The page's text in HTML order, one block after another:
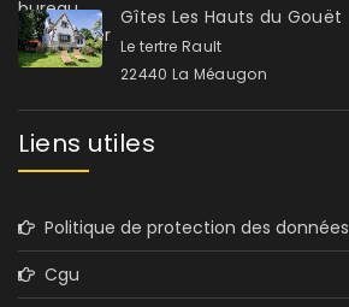
Gîtes Les Hauts du Gouët
Le tertre Rault
22440 La Méaugon
Liens utiles
Politique de protection des données
Cgu